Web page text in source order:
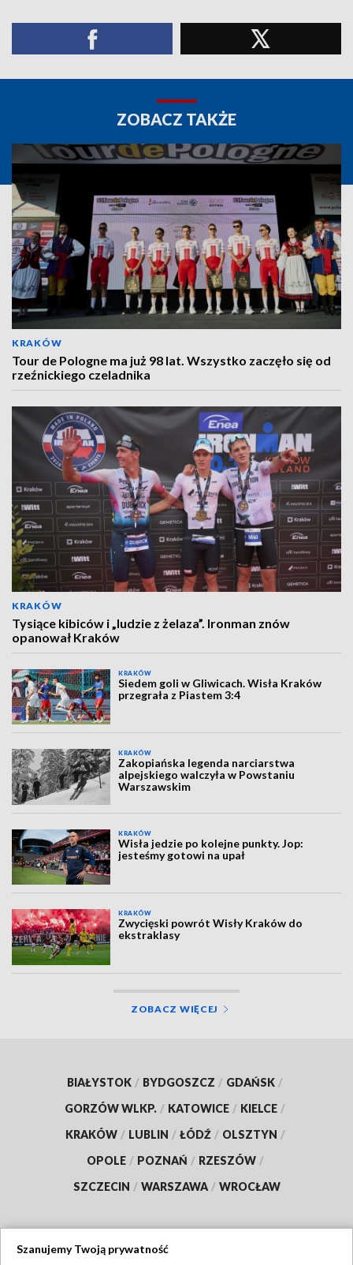
ZOBACZ TAKŻE
KRAKÓW
Tour de Pologne ma już 98 lat. Wszystko zaczęło się od
rzeźnickiego czeladnika
KRAKÓW
Tysiące kibiców i „ludzie z żelaza”. Ironman znów
opanował Kraków
KRAKÓW
Siedem goli w Gliwicach. Wisła Kraków
przegrała z Piastem 3:4
KRAKÓW
Zakopiańska legenda narciarstwa
alpejskiego walczyła w Powstaniu
Warszawskim
KRAKÓW
Wisła jedzie po kolejne punkty. Jop:
jesteśmy gotowi na upał
KRAKÓW
Zwycięski powrót Wisły Kraków do
ekstraklasy
ZOBACZ WIĘCEJ
BIAŁYSTOK / BYDGOSZCZ / GDAŃSK /
GORZÓW WLKP. / KATOWICE / KIELCE /
KRAKÓW / LUBLIN / ŁÓDŹ / OLSZTYN /
OPOLE / POZNAŃ / RZESZÓW /
SZCZECIN / WARSZAWA / WROCŁAW
Szanujemy Twoją prywatność